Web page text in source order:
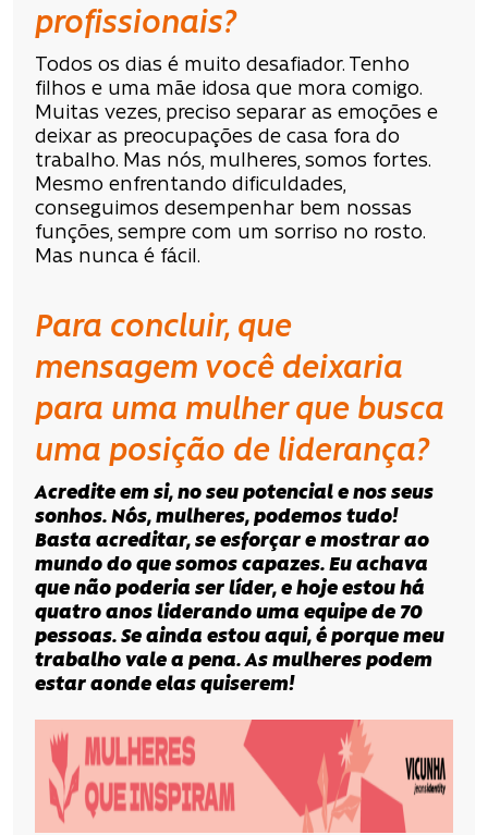
profissionais?
Todos os dias é muito desafiador. Tenho
filhos e uma mãe idosa que mora comigo.
Muitas vezes, preciso separar as emoções e
deixar as preocupações de casa fora do
trabalho. Mas nós, mulheres, somos fortes.
Mesmo enfrentando dificuldades,
conseguimos desempenhar bem nossas
funções, sempre com um sorriso no rosto.
Mas nunca é fácil.
Para concluir, que
mensagem você deixaria
para uma mulher que busca
uma posição de liderança?
Acredite em si, no seu potencial e nos seus
sonhos. Nós, mulheres, podemos tudo!
Basta acreditar, se esforçar e mostrar ao
mundo do que somos capazes. Eu achava
que não poderia ser líder, e hoje estou há
quatro anos liderando uma equipe de 70
pessoas. Se ainda estou aqui, é porque meu
trabalho vale a pena. As mulheres podem
estar aonde elas quiserem!